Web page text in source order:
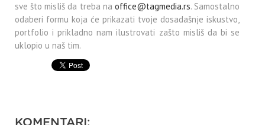
sve što misliš da treba na office@tagmedia.rs. Samostalno
odaberi formu koja će prikazati tvoje dosadašnje iskustvo,
portfolio i prikladno nam ilustrovati zašto misliš da bi se
uklopio u naš tim.